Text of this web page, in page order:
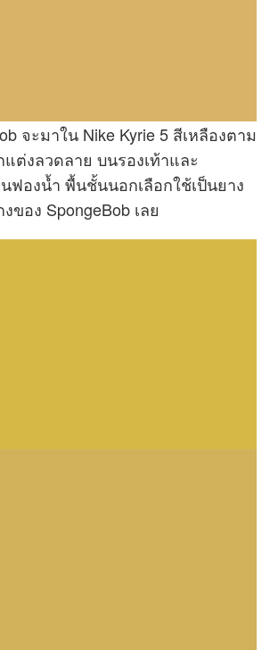
จะมาใน Nike Kyrie 5 สีเหลืองตาม
ต่งลวดลาย บนรองเท้าและ
ฟองน้ำ พื้นชั้นนอกเลือกใช้เป็นยาง
ของ SpongeBob เลย